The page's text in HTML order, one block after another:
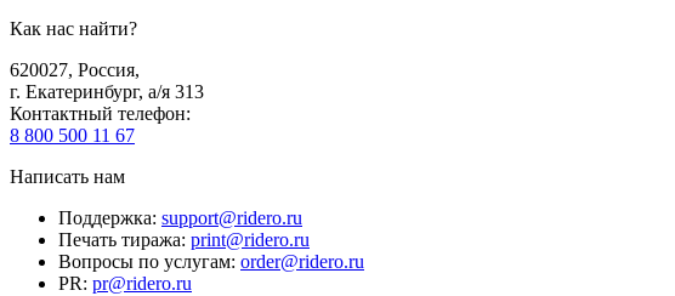
Как нас найти?
620027, Россия,
г. Екатеринбург, а/я 313
Контактный телефон:
8 800 500 11 67
Написать нам
Поддержка: support@ridero.ru
Печать тиража: print@ridero.ru
Вопросы по услугам: order@ridero.ru
PR: pr@ridero.ru